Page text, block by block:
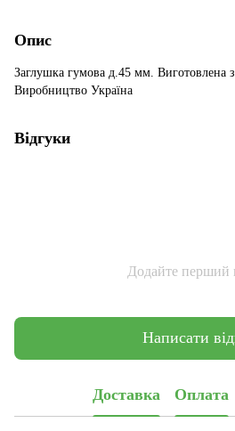
Опис
Заглушка гумова д.45 мм. Виготовлена з
Виробництво Україна
Відгуки
Додайте перший
Написати
Доставка Оплата